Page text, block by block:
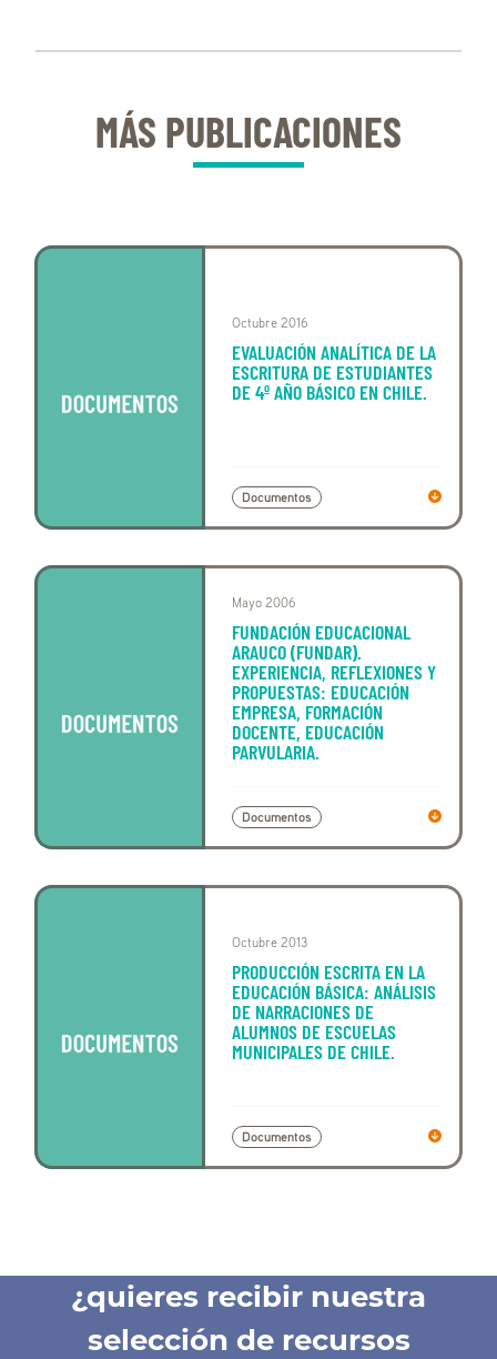
MÁS PUBLICACIONES
Octubre 2016
EVALUACIÓN ANALÍTICA DE LA
ESCRITURA DE ESTUDIANTES
DE 4º AÑO BÁSICO EN CHILE.
Documentos
Mayo 2006
FUNDACIÓN EDUCACIONAL
ARAUCO (FUNDAR).
EXPERIENCIA, REFLEXIONES Y
PROPUESTAS: EDUCACIÓN
EMPRESA, FORMACIÓN
DOCENTE, EDUCACIÓN
PARVULARIA.
Documentos
Octubre 2013
PRODUCCIÓN ESCRITA EN LA
EDUCACIÓN BÁSICA: ANÁLISIS
DE NARRACIONES DE
ALUMNOS DE ESCUELAS
MUNICIPALES DE CHILE.
Documentos
¿quieres recibir nuestra
selección de recursos